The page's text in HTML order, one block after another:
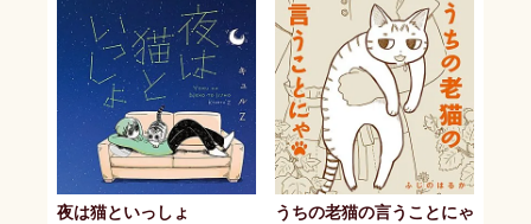
夜は猫といっしょ うちの老猫の言うことにゃ